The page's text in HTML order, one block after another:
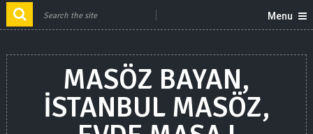
Menu
MASÖZ BAYAN,
ISTANBUL MASÖZ,